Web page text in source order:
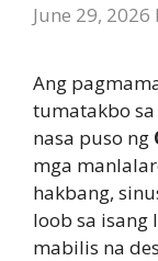
June 29, 2026
Ang
tumatakbo
nasa puso ng
mga
hakbang,
loob sa isang
mabilis na